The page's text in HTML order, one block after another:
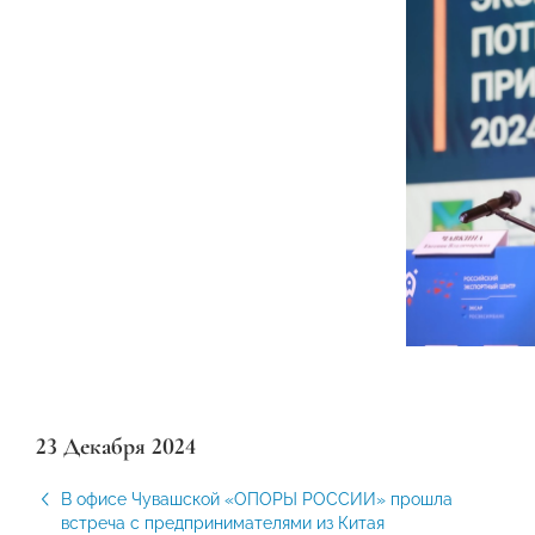
23 Декабря 2024
В офисе Чувашской «ОПОРЫ РОССИИ» прошла
встреча с предпринимателями из Китая